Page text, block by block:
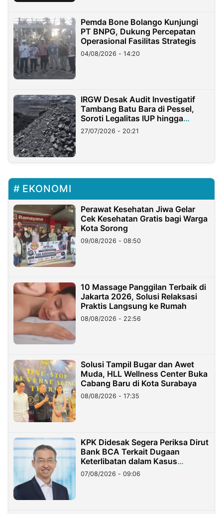
Pemda Bone Bolango Kunjungi
PT BNPG, Dukung Percepatan
Operasional Fasilitas Strategis
04/08/2026 - 14:20
IRGW Desak Audit Investigatif
Tambang Batu Bara di Pessel,
Soroti Legalitas IUP hingga
Stockpile
27/07/2026 - 20:21
EKONOMI
Perawat Kesehatan Jiwa Gelar
Cek Kesehatan Gratis bagi Warga
Kota Sorong
09/08/2026 - 08:50
10 Massage Panggilan Terbaik di
Jakarta 2026, Solusi Relaksasi
Praktis Langsung ke Rumah
08/08/2026 - 22:56
Solusi Tampil Bugar dan Awet
Muda, HLL Wellness Center Buka
Cabang Baru di Kota Surabaya
08/08/2026 - 17:35
KPK Didesak Segera Periksa Dirut
Bank BCA Terkait Dugaan
Keterlibatan dalam Kasus
Hilangnya Dana Nasabah Rp2,58
Miliar
07/08/2026 - 09:06